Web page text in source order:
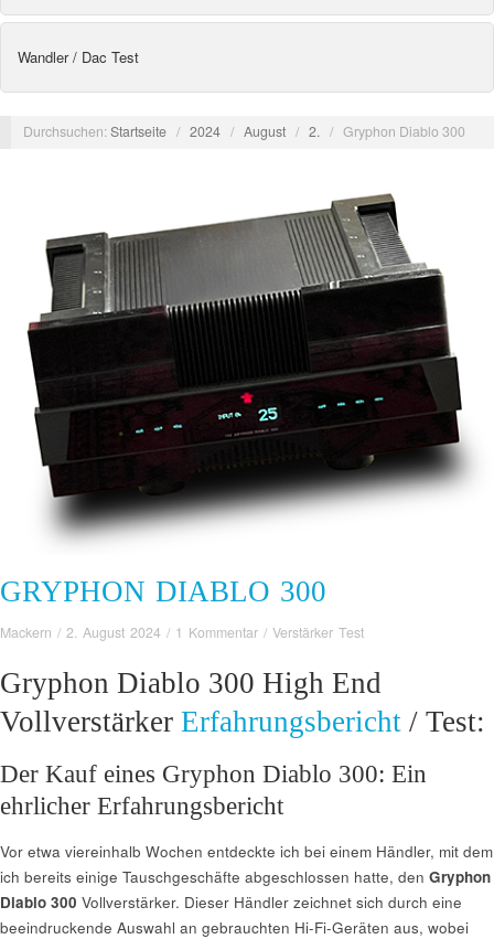
Wandler / Dac Test
Durchsuchen:Startseite / 2024 / August / 2. / Gryphon Diablo 300
GRYPHON DIABLO 300
Mackern / 2. August 2024 / 1 Kommentar / Verstärker Test
Gryphon Diablo 300 High End
Vollverstärker Erfahrungsbericht / Test:
Der Kauf eines Gryphon Diablo 300: Ein
ehrlicher Erfahrungsbericht
Vor etwa viereinhalb Wochen entdeckte ich bei einem Händler, mit dem
ich bereits einige Tauschgeschäfte abgeschlossen hatte, den Gryphon
Diablo 300 Vollverstärker. Dieser Händler zeichnet sich durch eine
beeindruckende Auswahl an gebrauchten Hi-Fi-Geräten aus, wobei